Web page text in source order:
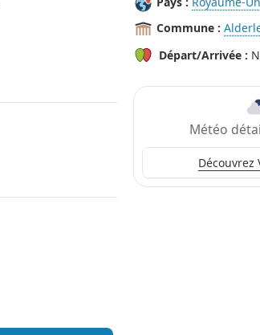
Commune :
Départ/Arrivée :
Météo
Découvrez